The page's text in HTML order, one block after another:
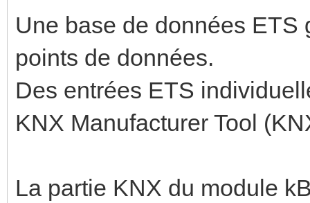
Une base de données ETS
points de données.
Des entrées ETS
KNX Manufacturer Tool
La partie KNX du module